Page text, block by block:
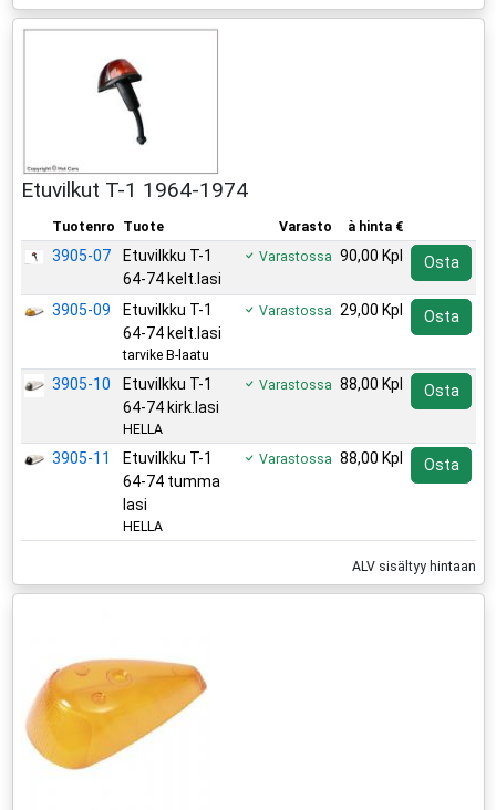
Etuvilkut T-1 1964-1974
Tuotenro Tuote Varasto à hinta €
3905-07
Etuvilkku T-1
64-74 kelt.lasi
Varastossa 90,00 Kpl Osta
3905-09
Etuvilkku T-1
64-74 kelt.lasi
tarvike B-laatu
Varastossa 29,00 Kpl Osta
3905-10
Etuvilkku T-1
64-74 kirk.lasi
HELLA
Varastossa 88,00 Kpl Osta
3905-11
Etuvilkku T-1
64-74 tumma
lasi
HELLA
Varastossa 88,00 Kpl Osta
ALV sisältyy hintaan